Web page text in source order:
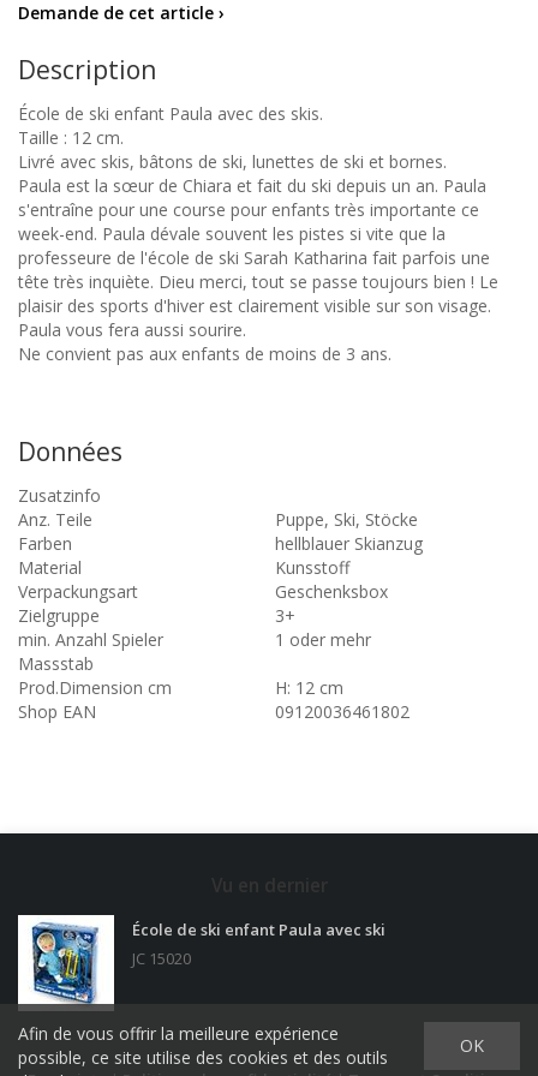
Demande de cet article ›
Description
École de ski enfant Paula avec des skis.
Taille : 12 cm.
Livré avec skis, bâtons de ski, lunettes de ski et bornes.
Paula est la sœur de Chiara et fait du ski depuis un an. Paula
s'entraîne pour une course pour enfants très importante ce
week-end. Paula dévale souvent les pistes si vite que la
professeure de l'école de ski Sarah Katharina fait parfois une
tête très inquiète. Dieu merci, tout se passe toujours bien ! Le
plaisir des sports d'hiver est clairement visible sur son visage.
Paula vous fera aussi sourire.
Ne convient pas aux enfants de moins de 3 ans.
Données
Zusatzinfo
Anz. Teile
Puppe, Ski, Stöcke
Farben
hellblauer Skianzug
Material
Kunsstoff
Verpackungsart
Geschenksbox
Zielgruppe
3+
min. Anzahl Spieler
1 oder mehr
Massstab
Prod.Dimension cm
H: 12 cm
Shop EAN
09120036461802
École de ski enfant Paula avec ski
JC 15020
OK
Afin de vous offrir la meilleure expérience
possible, ce site utilise des cookies et des outils